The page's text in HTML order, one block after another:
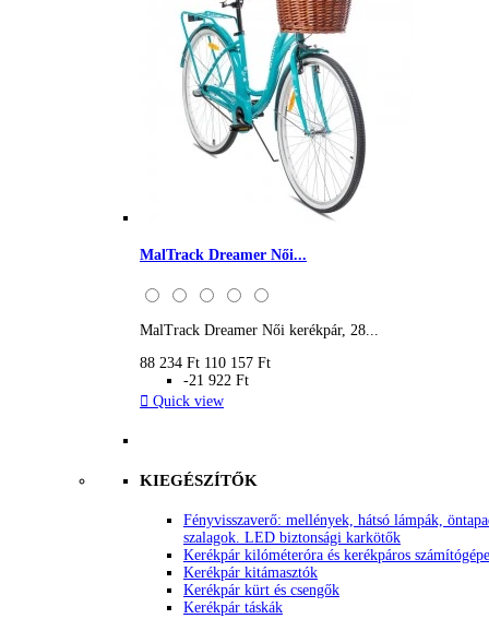
MalTrack Dreamer Női...
MalTrack Dreamer Női kerékpár, 28...
88 234 Ft 110 157 Ft
-21 922 Ft
 Quick view
KIEGÉSZÍTŐK
Fényvisszaverő: mellények, hátsó lámpák,
szalagok. LED biztonsági karkötők
Kerékpár kilóméteróra és kerékpáros
Kerékpár kitámasztók
Kerékpár kürt és csengők
Kerékpár táskák